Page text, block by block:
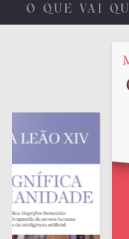
O QUE VAI